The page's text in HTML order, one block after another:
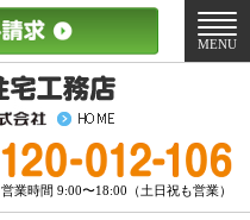
営業時間 9:00〜18:00（土日祝も営業）
メ
ニ
MENU